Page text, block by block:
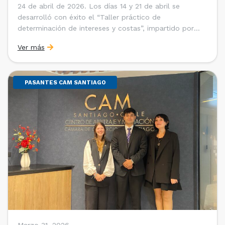
24 de abril de 2026. Los días 14 y 21 de abril se
desarrolló con éxito el “Taller práctico de
determinación de intereses y costas”, impartido por
Universidad Católica de Chile y Magíster en Economía
de la Universidad de Chicago) y María Luisa Petitpas
[…]
Ver más
PASANTES CAM SANTIAGO